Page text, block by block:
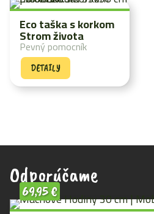
Eco taška s korkom
Strom života
Pevný pomocník
DETAILY
Odporúčame
69,95€